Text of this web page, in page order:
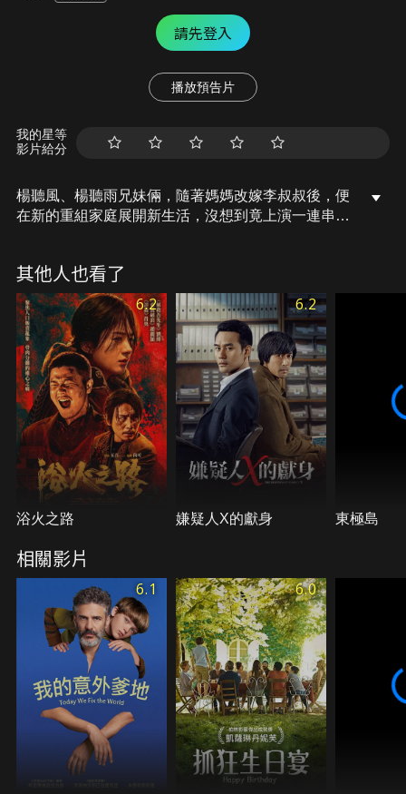
請先登入
播放預告片
我的星等
影片給分
楊聽風、楊聽雨兄妹倆，隨著媽媽改嫁李叔叔後，便
在新的重組家庭展開新生活，沒想到竟上演一連串尷
有的巨變令楊聽雨忍不住大喊：「二哥來了怎麼
辦？」
其他人也看了
6.2
浴火之路
6.2
嫌疑人X的獻身 東極島
相關影片
6.1 6.0